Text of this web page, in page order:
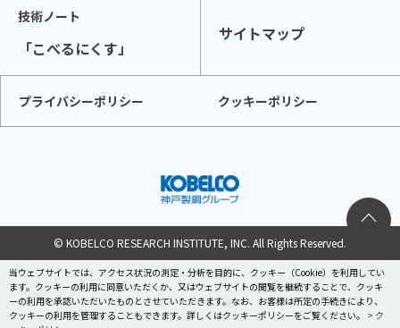
技術ノート
「こべるにくす」
サイトマップ
プライバシーポリシー クッキーポリシー
© KOBELCO RESEARCH INSTITUTE, INC. All Rights Reserved.
当ウェブサイトでは、アクセス状況の測定・分析を目的に、クッキー（Cookie）を利用してい
ます。クッキーの利用に同意いただくか、又はウェブサイトの閲覧を継続することで、クッキ
ーの利用を承認いただいたものとさせていただきます。なお、お客様は所定の手続きにより、
クッキーの利用を管理することもできます。詳しくはクッキーポリシーをご覧ください。 > ク